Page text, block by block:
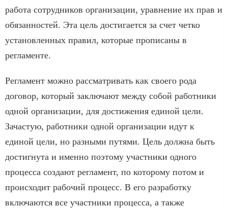
работа сотрудников организации, уравнение их прав и
обязанностей. Эта цель достигается за счет четко
установленных правил, которые прописаны в
регламенте.
Регламент можно рассматривать как своего рода
договор, который заключают между собой работники
одной организации, для достижения единой цели.
Зачастую, работники одной организации идут к
единой цели, но разными путями. Цель должна быть
достигнута и именно поэтому участники одного
процесса создают регламент, по которому потом и
происходит рабочий процесс. В его разработку
включаются все участники процесса, а также